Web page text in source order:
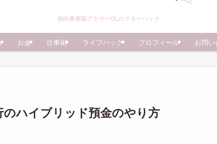
都内事務職アラサーOLのマネーハック
お金 仕事術 ライフハック プロフィール お問
ハイブリッド預金のやり方